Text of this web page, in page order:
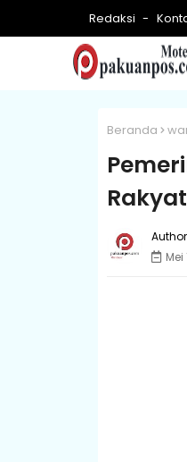
Redaksi
Beranda
Rakyat
Mei